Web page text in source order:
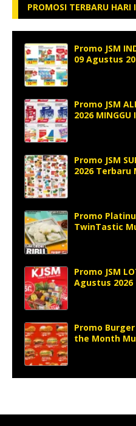
PROMOSI TERBARU HARI
Promo JSM
09 Agustus
Promo JSM
2026 MINGGU
Promo JSM
2026 Terbaru
Promo
TwinTastic
Promo JSM
Agustus 2026
Promo
the Month